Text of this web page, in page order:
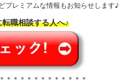
プレミアムな情報もお知らせします♪
職相談する人へ♪
＊＊＊＊＊＊＊＊＊＊＊＊